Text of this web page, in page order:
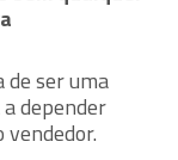
de ser uma
depender